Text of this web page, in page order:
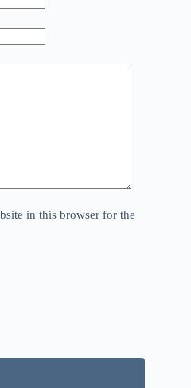
in this browser for the